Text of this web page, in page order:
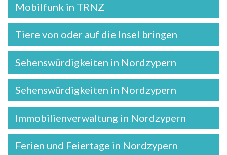
Mobilfunk in TRNZ
Tiere von oder auf die Insel bringen
Sehenswürdigkeiten in Nordzypern
Sehenswürdigkeiten in Nordzypern
Immobilienverwaltung in Nordzypern
Ferien und Feiertage in Nordzypern